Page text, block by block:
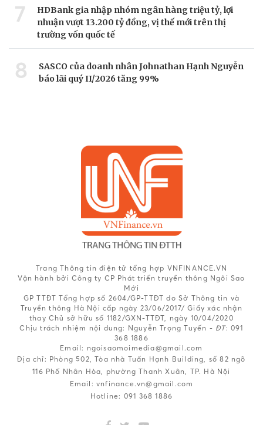
7
HDBank gia nhập nhóm ngân hàng triệu tỷ, lợi
nhuận vượt 13.200 tỷ đồng, vị thế mới trên thị
trường vốn quốc tế
8
SASCO của doanh nhân Johnathan Hạnh Nguyễn
báo lãi quý II/2026 tăng 99%
Trang Thông tin điện tử tổng hợp VNFINANCE.VN
Vận hành bởi Công ty CP Phát triển truyền thông Ngôi Sao
Mới
GP TTĐT Tổng hợp số 2604/GP-TTĐT do Sở Thông tin và
Truyền thông Hà Nội cấp ngày 23/06/2017/ Giấy xác nhận
thay Chủ sở hữu số 1182/GXN-TTĐT, ngày 10/04/2020
Chịu trách nhiệm nội dung: Nguyễn Trọng Tuyến - ĐT: 091
368 1886
Email: ngoisaomoimedia@gmail.com
Địa chỉ: Phòng 502, Tòa nhà Tuấn Hạnh Building, số 82 ngõ
116 Phố Nhân Hòa, phường Thanh Xuân, TP. Hà Nội
Email: vnfinance.vn@gmail.com
Hotline: 091 368 1886